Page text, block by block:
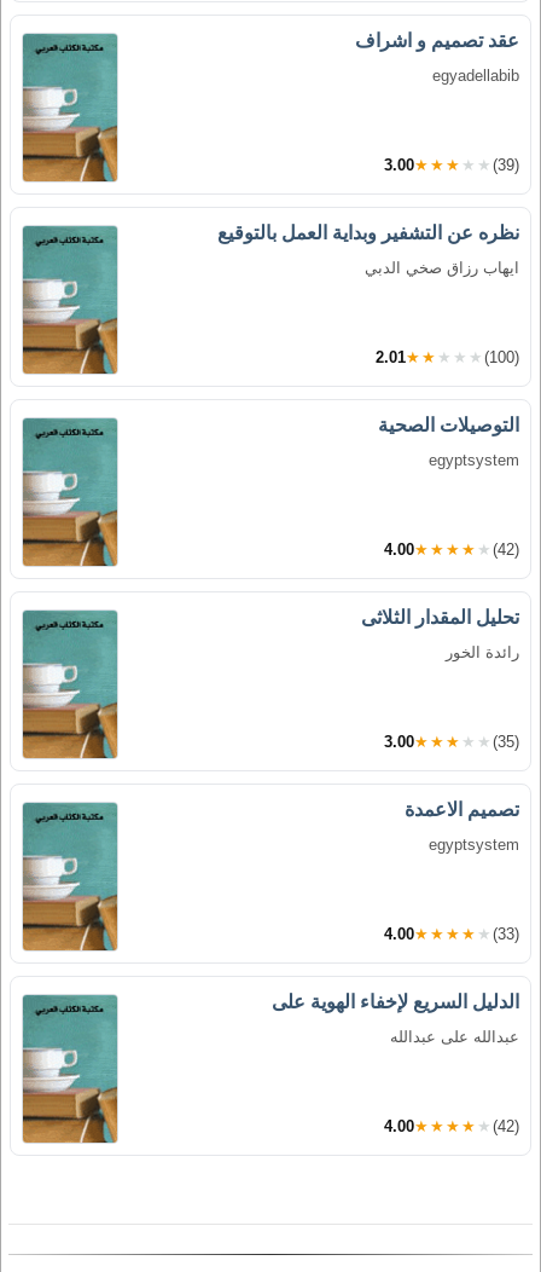
عقد تصميم و اشراف
egyadellabib
3.00★★★★★ (39)
نظره عن التشفير وبداية العمل بالتوقيع
ايهاب رزاق صخي الدبي
2.01★★★★★ (100)
التوصيلات الصحية
egyptsystem
4.00★★★★★ (42)
تحليل المقدار الثلاثى
رائدة الخور
3.00★★★★★ (35)
تصميم الاعمدة
egyptsystem
4.00★★★★★ (33)
الدليل السريع لإخفاء الهوية على
عبدالله على عبدالله
4.00★★★★★ (42)